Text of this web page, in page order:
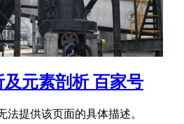
元素剖析 百家号
法提供该页面的具体描述。